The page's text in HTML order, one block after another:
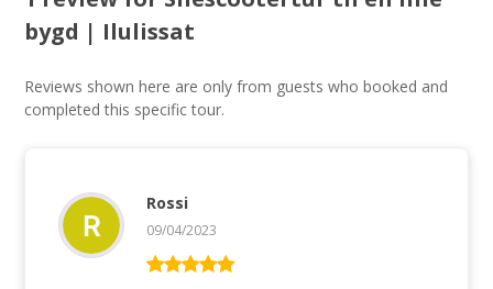
bygd | Ilulissat
Reviews shown here are only from guests who booked and
completed this specific tour.
Rossi
09/04/2023